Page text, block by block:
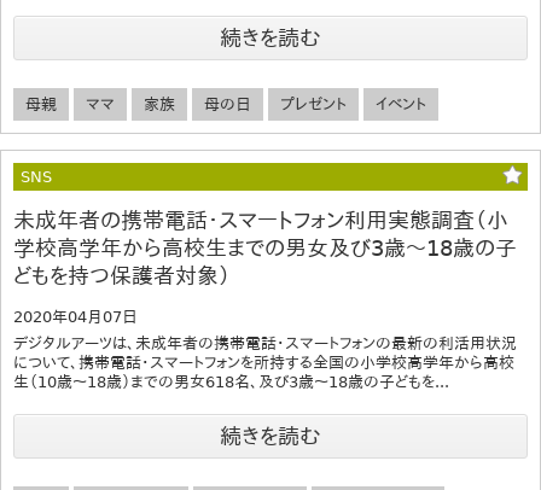
続きを読む
母親 ママ 家族 母の日 プレゼント イベント
SNS
未成年者の携帯電話・スマートフォン利用実態調査（小
学校高学年から高校生までの男女及び3歳～18歳の子
どもを持つ保護者対象）
2020年04月07日
デジタルアーツは、未成年者の携帯電話・スマートフォンの最新の利活用状況
について、携帯電話・スマートフォンを所持する全国の小学校高学年から高校
生（10歳～18歳）までの男女618名、及び3歳～18歳の子どもを...
続きを読む